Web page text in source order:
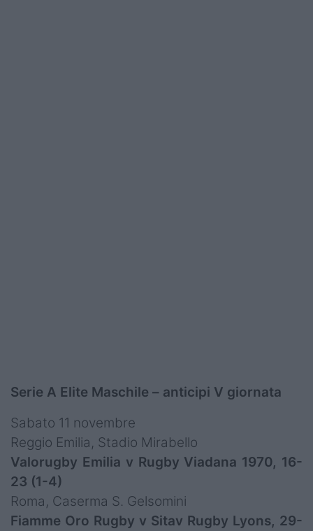
Serie A Elite Maschile – anticipi V giornata
Sabato 11 novembre
Reggio Emilia, Stadio Mirabello
Valorugby Emilia v Rugby Viadana 1970, 16-
23 (1-4)
Roma, Caserma S. Gelsomini
Fiamme Oro Rugby v Sitav Rugby Lyons, 29-